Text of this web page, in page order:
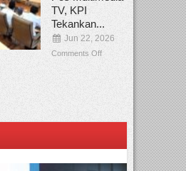
TV, KPI
Tekankan...
Jun 22, 2026
Comments Off